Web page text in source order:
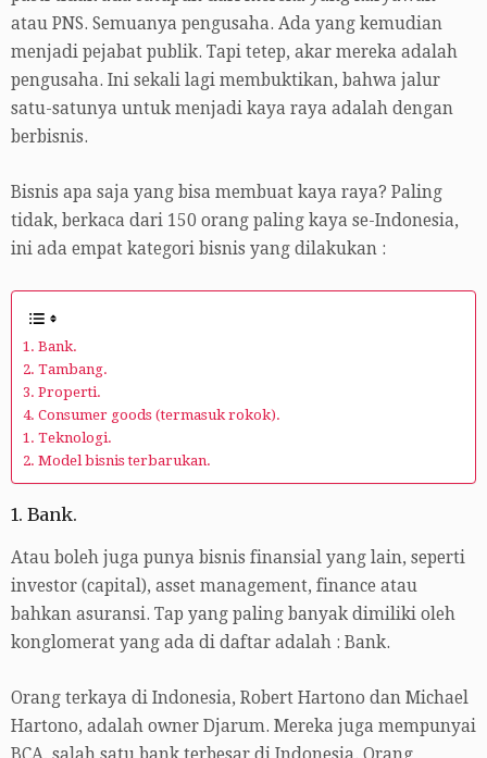
atau PNS. Semuanya pengusaha. Ada yang kemudian
menjadi pejabat publik. Tapi tetep, akar mereka adalah
pengusaha. Ini sekali lagi membuktikan, bahwa jalur
satu-satunya untuk menjadi kaya raya adalah dengan
berbisnis.
Bisnis apa saja yang bisa membuat kaya raya? Paling
tidak, berkaca dari 150 orang paling kaya se-Indonesia,
ini ada empat kategori bisnis yang dilakukan :
1. Bank.
2. Tambang.
3. Properti.
4. Consumer goods (termasuk rokok).
1. Teknologi.
2. Model bisnis terbarukan.
1. Bank.
Atau boleh juga punya bisnis finansial yang lain, seperti
investor (capital), asset management, finance atau
bahkan asuransi. Tap yang paling banyak dimiliki oleh
konglomerat yang ada di daftar adalah : Bank.
Orang terkaya di Indonesia, Robert Hartono dan Michael
Hartono, adalah owner Djarum. Mereka juga mempunyai